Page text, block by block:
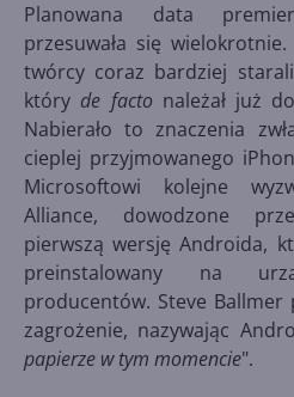
Planowana data
przesuwała się
twórcy coraz bardziej
który de facto należał już
Nabierało to znaczenia
cieplej przyjmowanego
Microsoftowi kolejne
Alliance, dowodzone
pierwszą wersję Androida,
preinstalowany na
producentów. Steve
zagrożenie, nazywając
papierze w tym momencie".